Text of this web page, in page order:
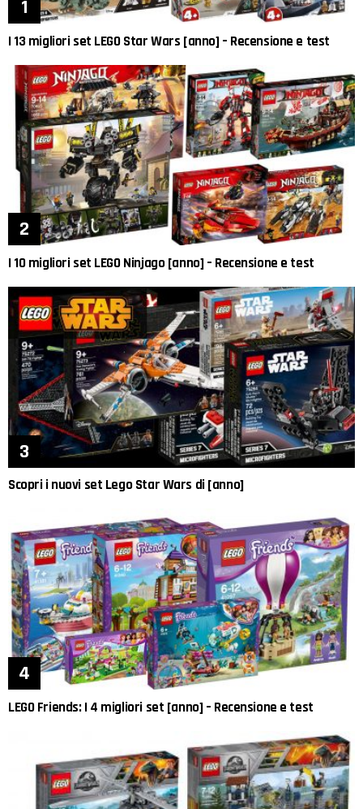
I 13 migliori set LEGO Star Wars [anno] – Recensione e test
I 10 migliori set LEGO Ninjago [anno] – Recensione e test
Scopri i nuovi set Lego Star Wars di [anno]
LEGO Friends: I 4 migliori set [anno] – Recensione e test